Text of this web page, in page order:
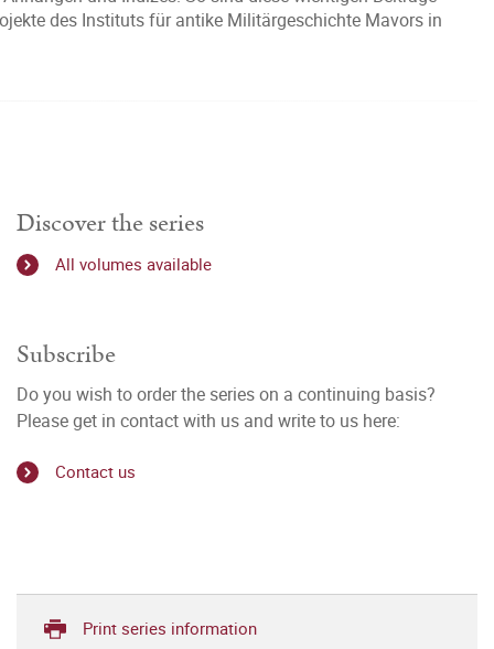
des Instituts für antike Militärgeschichte Mavors in
Discover the series
All volumes available
Subscribe
Do you wish to order the series on a continuing basis?
Please get in contact with us and write to us here:
Contact us
Print series information